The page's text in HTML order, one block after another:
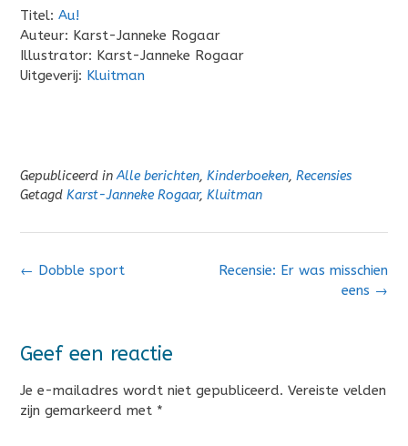
Titel: Au!
Auteur: Karst-Janneke Rogaar
Illustrator: Karst-Janneke Rogaar
Uitgeverij: Kluitman
Gepubliceerd inAlle berichten, Kinderboeken, Recensies
Getagd Karst-Janneke Rogaar, Kluitman
Bericht
Recensie: Er was misschien
eens →
← Dobble sport
Geef een reactie
Je e-mailadres wordt niet gepubliceerd. Vereiste velden
zijn gemarkeerd met *